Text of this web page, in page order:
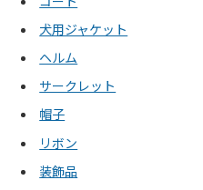
犬用ジャケット
ヘルム
サークレット
帽子
リボン
装飾品